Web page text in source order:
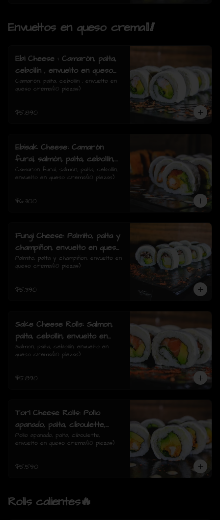
Envueltos en queso crema🥢
Ebi Cheese : Camarón, palta,
cebollín , envuelto en queso
crema.
Camarón, palta, cebollín , envuelto en
queso crema.(10 piezas)
$5.890
Ebisak Cheese: Camarón
furai, salmón, palta, cebollín,
envuelto en queso crema.
Camarón furai, salmón, palta, cebollín,
envuelto en queso crema.(10 piezas)
$6.300
Fungi Cheese: Palmito, palta y
champiñon, envuelto en queso
crema.
Palmito, palta y champiñon, envuelto en
queso crema.(10 piezas)
$5.390
Sake Cheese Rolls: Salmon,
palta, cebollin, envuelto en
queso crema.
Salmon, palta, cebollín, envuelto en
queso crema.(10 piezas)
$5.890
Tori Cheese Rolls: Pollo
apanado, palta, ciboulette,
envuelto en queso crema.
Pollo apanado, palta, ciboulette,
envuelto en queso crema.(10 piezas)
$5.590
Rolls calientes🔥